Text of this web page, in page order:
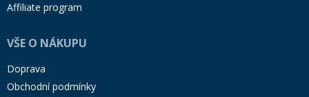
Affiliate program
VŠE O NÁKUPU
Doprava
Obchodní podmínky